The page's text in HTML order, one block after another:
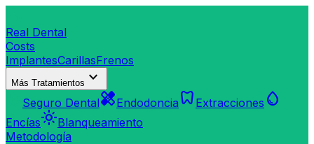
Real Dental
Costs
ImplantesCarillasFrenos
Más Tratamientos expand_more
Seguro DentalhealingEndodoncia dentistry Extracciones water_drop
Encíaslight_modeBlanqueamiento
Metodología